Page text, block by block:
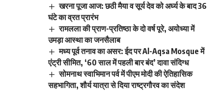
खरना पूजा आज: छठी मैया व सूर्य देव को अर्घ्य के बाद 36
घंटे का व्रत प्रारंभ
रामलला की प्राण-प्रतिष्ठा के दो वर्ष पूरे, अयोध्या में
उमड़ा आस्था का जनसैलाब
मध्य पूर्व तनाव का असर: ईद पर Al-Aqsa Mosque में
एंट्री सीमित, ‘60 साल में पहली बार बंद’ दावा संदिग्ध
सोमनाथ स्वाभिमान पर्व में पीएम मोदी की ऐतिहासिक
सहभागिता, शौर्य यात्रा से दिया राष्ट्रगौरव का संदेश